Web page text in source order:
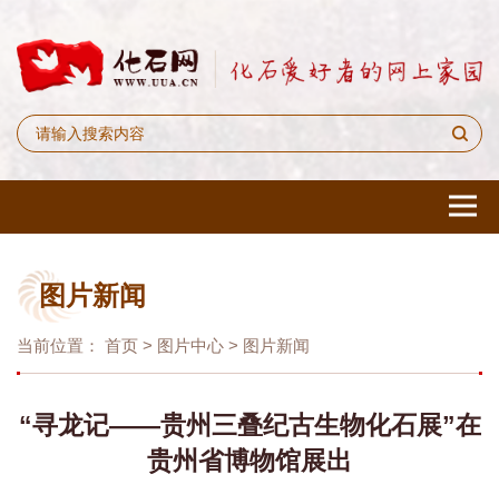
图片新闻
当前位置： 首页 > 图片中心 > 图片新闻
“寻龙记——贵州三叠纪古生物化石展”在
贵州省博物馆展出